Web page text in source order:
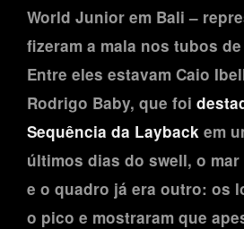
World Junior em Bali –
fizeram a mala nos tubos
Entre eles estavam Caio
Rodrigo Baby, que foi
Sequência da Layback em
últimos dias do swell, o
e o quadro já era outro: os
o pico e mostraram que